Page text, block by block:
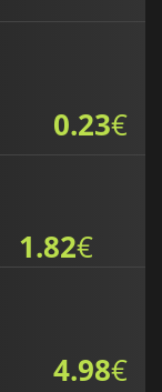
0.23€
1.82€
4.98€